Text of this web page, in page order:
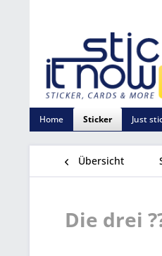
Home Sticker Just
Übersicht
Die drei